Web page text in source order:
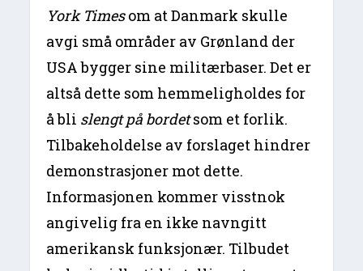
York Timesom at Danmark skulle
avgi små områder av Grønland der
USA bygger sine militærbaser. Det er
altså dette som hemmeligholdes for
å bli slengt på bordetsom et forlik.
Tilbakeholdelse av forslaget hindrer
demonstrasjoner mot dette.
Informasjonen kommer visstnok
angivelig fra en ikke navngitt
amerikansk funksjonær. Tilbudet